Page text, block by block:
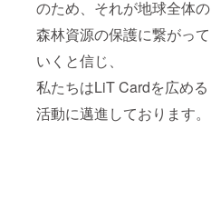
のため、それが地球全体の
森林資源の保護に繋がって
いくと信じ、
私たちはLiT Cardを広める
活動に邁進しております。